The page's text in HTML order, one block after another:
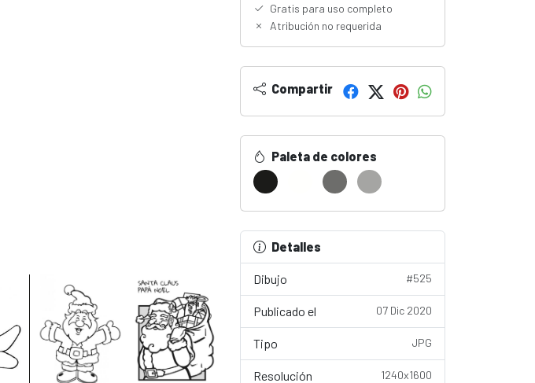
Gratis para uso completo
Atribución no requerida
Compartir
Paleta de colores
Detalles
Dibujo #525
Publicado el 07 Dic 2020
Tipo JPG
Resolución 1240x1600